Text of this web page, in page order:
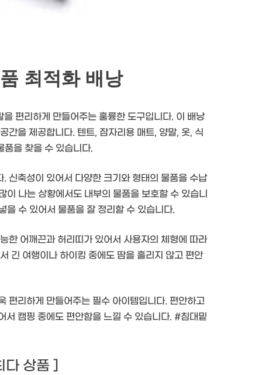
최적화 배낭
편리하게 만들어주는 훌륭한 도구입니다. 이 배낭
간을 제공합니다. 텐트, 잠자리용 매트, 양말, 옷, 식
품을 찾을 수 있습니다.
신축성이 있어서 다양한 크기와 형태의 물품을 수납
나는 상황에서도 내부의 물품을 보호할 수 있습니
을 수 있어서 물품을 잘 정리할 수 있습니다.
한 어깨끈과 허리띠가 있어서 사용자의 체형에 따라
긴 여행이나 하이킹 중에도 땀을 흘리지 않고 편안
편리하게 만들어주는 필수 아이템입니다. 편안하고
서 캠핑 중에도 편안함을 느낄 수 있습니다. #침대밑
다 상품 ]